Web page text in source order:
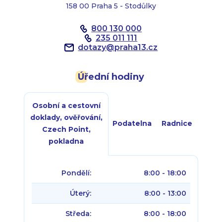
158 00 Praha 5 - Stodůlky
800 130 000
235 011 111
dotazy@praha13.cz
Úřední hodiny
Osobní a cestovní
doklady, ověřování,
Czech Point,
pokladna
Podatelna Radnice
Pondělí: 8:00 - 18:00
Úterý: 8:00 - 13:00
Středa: 8:00 - 18:00